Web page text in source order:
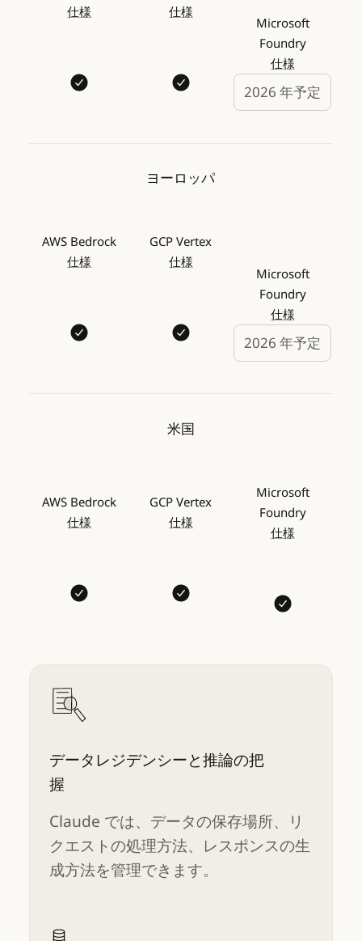
仕様
仕様
Microsoft
Foundry
仕様
2026 年予定
ヨーロッパ
AWS Bedrock
仕様
GCP Vertex
仕様
Microsoft
Foundry
仕様
2026 年予定
米国
AWS Bedrock
仕様
GCP Vertex
仕様
Microsoft
Foundry
仕様
データレジデンシーと推論の把
握
Claude では、データの保存場所、リ
クエストの処理方法、レスポンスの生
成方法を管理できます。